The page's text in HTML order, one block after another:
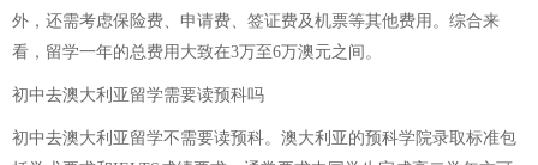
外，还需考虑保险费、申请费、签证费及机票等其他费用。综合来
看，留学一年的总费用大致在3万至6万澳元之间。
初中去澳大利亚留学需要读预科吗
初中去澳大利亚留学不需要读预科。澳大利亚的预科学院录取标准包